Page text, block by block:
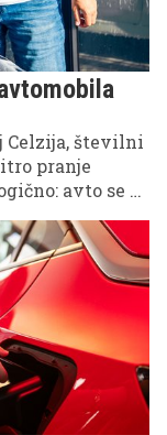
Celzija, številni
pranje
avto se bo
opravili
žgočem soncu
naredite